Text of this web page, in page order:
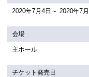
アクセシビリティ/
サービス
座席表
プラットニュース
2020年7月4日～ 2020年7月
会場
主ホール
チケット発売日